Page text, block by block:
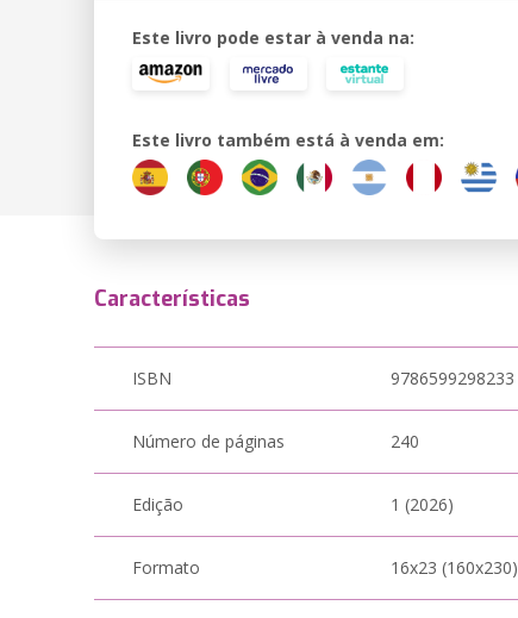
Este livro pode estar à venda na:
Este livro também está à venda em:
Características
ISBN 9786599298233
Número de páginas 240
Edição 1 (2026)
Formato 16x23 (160x230)